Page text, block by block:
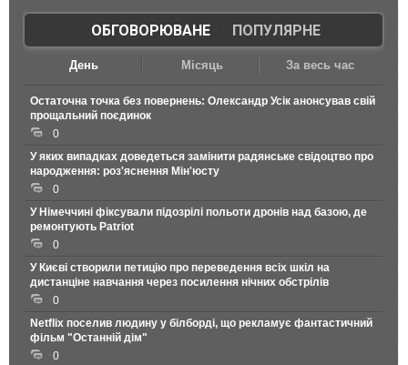
ОБГОВОРЮВАНЕ| ПОПУЛЯРНЕ
День Місяць За весь час
Остаточна точка без повернень: Олександр Усік анонсував свій
прощальний поєдинок
0
У яких випадках доведеться замінити радянське свідоцтво про
народження: роз'яснення Мін'юсту
0
У Німеччині фіксували підозрілі польоти дронів над базою, де
ремонтують Patriot
0
У Києві створили петицію про переведення всіх шкіл на
дистанціне навчання через посилення нічних обстрілів
0
Netflix поселив людину у білборді, що рекламує фантастичний
фільм "Останній дім"
0